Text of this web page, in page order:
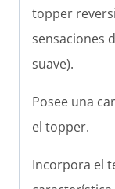
topper
sensaciones
suave).
Posee una
el topper.
Incorpora el